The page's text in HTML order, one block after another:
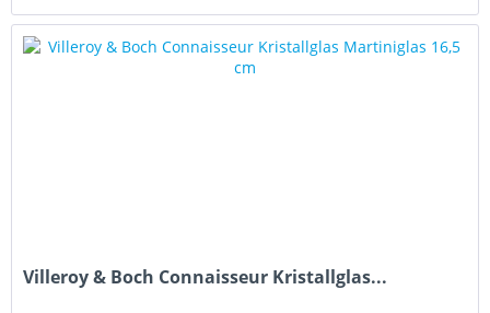
Villeroy & Boch Connaisseur Kristallglas...